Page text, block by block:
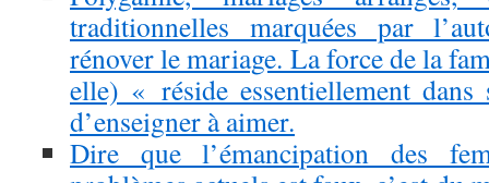
traditionnelles marquées par
rénover le mariage. La force de la
elle) « réside essentiellement dans
d’enseigner à aimer.
Dire que l’émancipation des